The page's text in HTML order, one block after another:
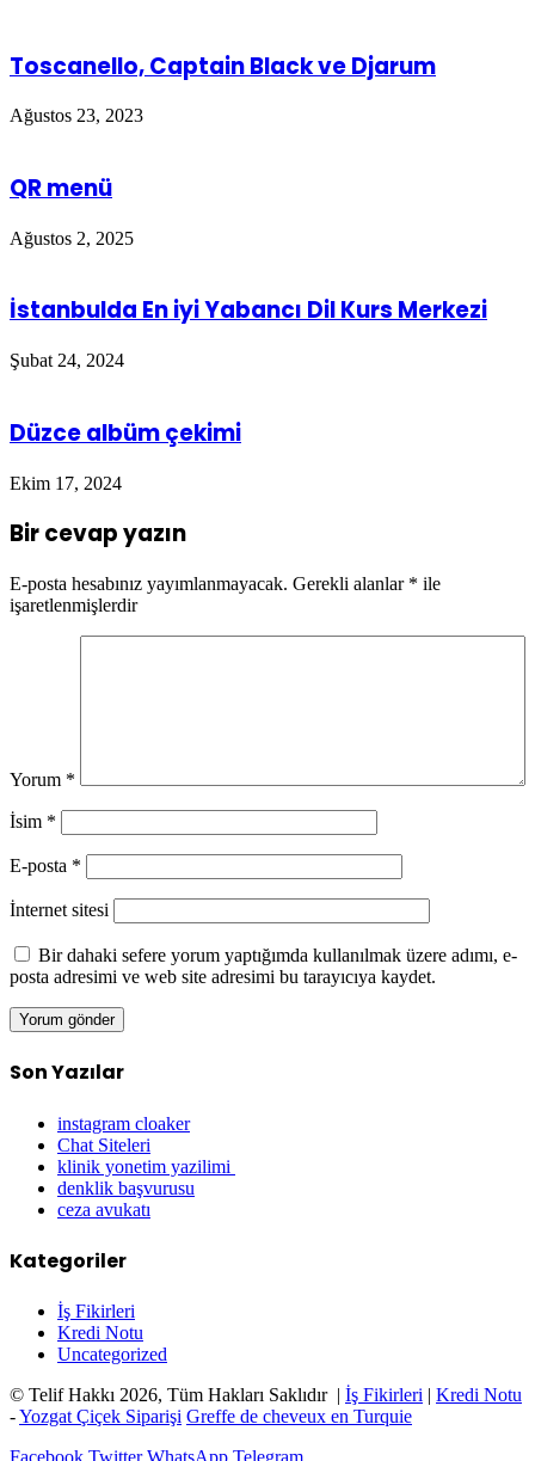
Toscanello, Captain Black ve Djarum
Ağustos 23, 2023
QR menü
Ağustos 2, 2025
İstanbulda En iyi Yabancı Dil Kurs Merkezi
Şubat 24, 2024
Düzce albüm çekimi
Ekim 17, 2024
Bir cevap yazın
E-posta hesabınız yayımlanmayacak. Gerekli alanlar * ile
işaretlenmişlerdir
Yorum *
İsim *
E-posta *
İnternet sitesi
Bir dahaki sefere yorum yaptığımda kullanılmak üzere adımı, e-
posta adresimi ve web site adresimi bu tarayıcıya kaydet.
Son Yazılar
instagram cloaker
Chat Siteleri
klinik yonetim yazilimi
denklik başvurusu
ceza avukatı
Kategoriler
İş Fikirleri
Kredi Notu
Uncategorized
© Telif Hakkı 2026, Tüm Hakları Saklıdır | İş Fikirleri | Kredi Notu
-Yozgat Çiçek Siparişi Greffe de cheveux en Turquie
Facebook Twitter WhatsApp Telegram